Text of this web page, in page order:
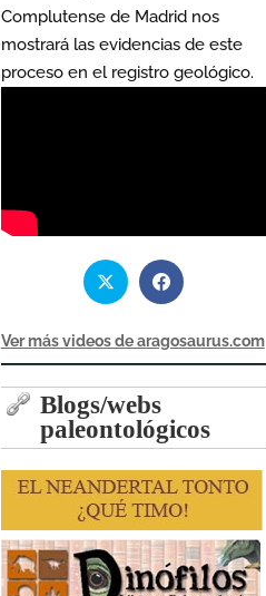
Complutense de Madrid nos
mostrará las evidencias de este
proceso en el registro geológico.
Ver más videos de aragosaurus.com
Blogs/webs
paleontológicos